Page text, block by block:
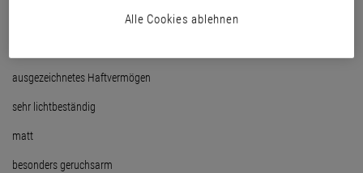
mechanisch und chemisch hoch belastbar
ausgezeichnetes Haftvermögen
sehr lichtbeständig
matt
besonders geruchsarm
Alle Cookies ablehnen